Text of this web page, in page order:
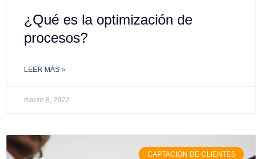
¿Qué es la optimización de
procesos?
LEER MÁS »
marzo 8, 2022
CAPTACIÓN DE CLIENTES